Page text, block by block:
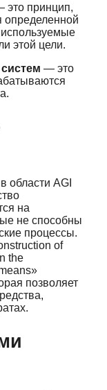
это принцип,
определенной
этой цели.
— это
области AGI
на
не способны
процессы.
of
the
позволяет